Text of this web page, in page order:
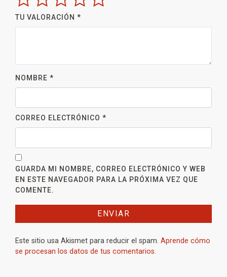
TU VALORACIÓN *
NOMBRE *
CORREO ELECTRÓNICO *
GUARDA MI NOMBRE, CORREO ELECTRÓNICO Y WEB
EN ESTE NAVEGADOR PARA LA PRÓXIMA VEZ QUE
COMENTE.
Este sitio usa Akismet para reducir el spam. Aprende cómo
se procesan los datos de tus comentarios.